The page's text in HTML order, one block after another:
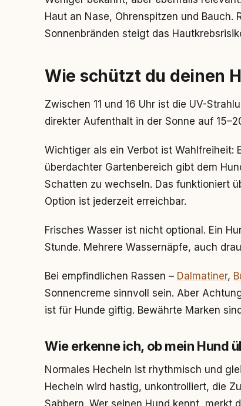
Haut an Nase, Ohrenspitzen und
Sonnenbränden steigt das
Wie schützt du deinen
Zwischen 11 und 16 Uhr ist die UV-
direkter Aufenthalt in der Sonne auf
Wichtiger als ein Verbot ist Wahlfreiheit:
überdachter Gartenbereich gibt dem
Schatten zu wechseln. Das funktioniert
Option ist jederzeit erreichbar.
Frisches Wasser ist nicht optional. Ein
Stunde. Mehrere Wassernäpfe, auch
Bei empfindlichen Rassen – Dalmatiner,
Sonnencreme sinnvoll sein. Aber
ist für Hunde giftig. Bewährte Marken
Wie erkenne ich, ob mein Hund
Normales Hecheln ist rhythmisch und
Hecheln wird hastig, unkontrolliert, die
Sabbern. Wer seinen Hund kennt, merkt